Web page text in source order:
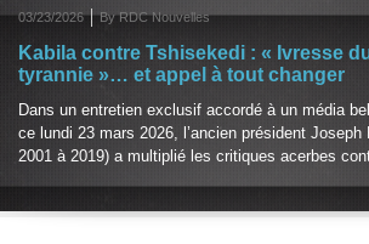
03/23/2026 By RDC Nouvelles
Kabila contre Tshisekedi : « Ivresse
tyrannie »… et appel à tout changer
Dans un entretien exclusif accordé à un média
ce lundi 23 mars 2026, l’ancien président Joseph
2001 à 2019) a multiplié les critiques acerbes